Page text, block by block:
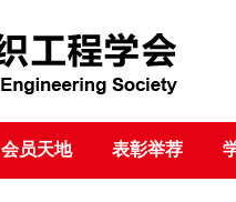
会员天地 表彰举荐